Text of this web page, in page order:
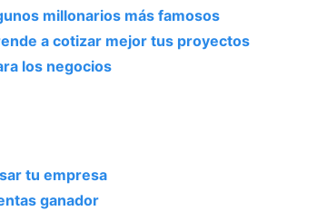
millonarios más famosos
a cotizar mejor tus proyectos
los negocios
tu empresa
ganador